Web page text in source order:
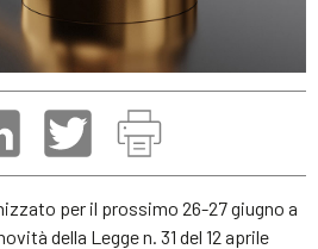
per il prossimo 26-27 giugno a
della Legge n. 31 del 12 aprile